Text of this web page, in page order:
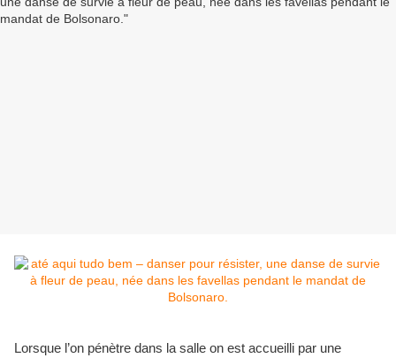
Lorsque l’on pénètre dans la salle on est accueilli par une